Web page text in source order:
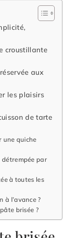
croustillante
aux
les plaisirs
de tarte
une quiche
détrempée par
à toutes les
à l’avance ?
brisée ?